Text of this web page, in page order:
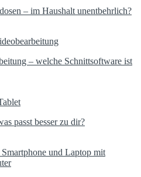
– im Haushalt unentbehrlich?
– welche Schnittsoftware ist
passt besser zu dir?